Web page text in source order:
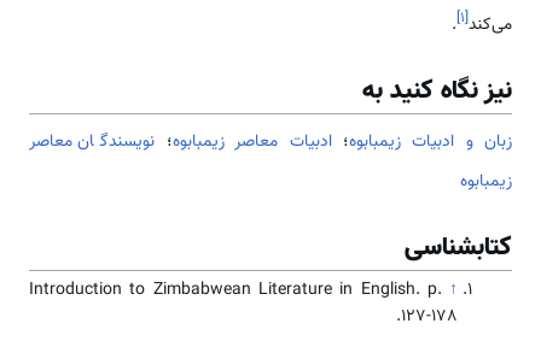
می‌کند[۱]
.
نیز نگاه کنید به
زبان و ادبیات زیمبابوه؛ادبیات معاصر زیمبابوه؛ نویسندگان معاصر
زیمبابوه
کتابشناسی
↑
Introduction to Zimbabwean Literature in English. p.
127-178.